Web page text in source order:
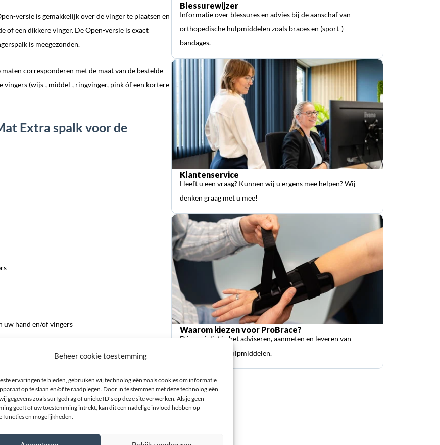
Beheer cookie toestemming
ervaringen te bieden, gebruiken wij technologieën zoals cookies om informatie
op te slaan en/of te raadplegen. Door in te stemmen met deze technologieën
gegevens zoals surfgedrag of unieke ID's op deze site verwerken. Als je geen
geeft of uw toestemming intrekt, kan dit een nadelige invloed hebben op
functies en mogelijkheden.
versie is gemakkelijk over de vinger te plaatsen en
of een dikkere vinger. De Open-versie is exact
is meegezonden.
corresponderen met de maat van de bestelde
vingers (wijs-, middel-, ringvinger, pink óf een kortere
Extra spalk voor de
uw hand en/of vingers
Blessurewijzer
Informatie over blessures en advies bij de aanschaf van
orthopedische hulpmiddelen zoals braces en (sport-)
bandages.
Klantenservice
Heeft u een vraag? Kunnen wij u ergens mee helpen? Wij
denken graag met u mee!
Waarom kiezen voor ProBrace?
Dé specialist in het adviseren, aanmeten en leveren van
orthopedische hulpmiddelen.